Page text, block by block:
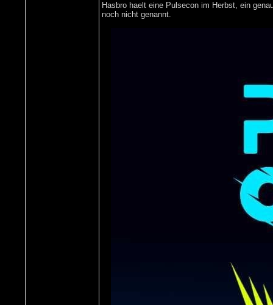
Hasbro haelt eine Pulsecon im Herbst, ein
noch nicht genannt.